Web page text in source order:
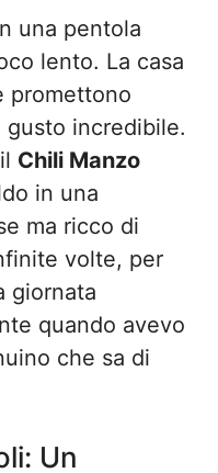
una pentola
lento. La casa
promettono
incredibile.
Chili Manzo
in una
ma ricco di
volte, per
giornata
quando avevo
che sa di
Un